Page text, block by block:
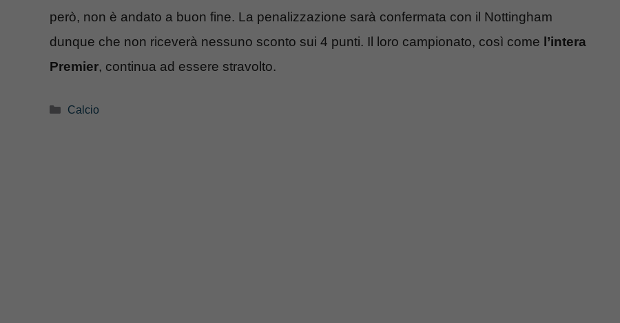
però, non è andato a buon fine. La penalizzazione sarà confermata con il Nottingham
dunque che non riceverà nessuno sconto sui 4 punti. Il loro campionato, così come l’intera
Premier, continua ad essere stravolto.
Categorie
Calcio